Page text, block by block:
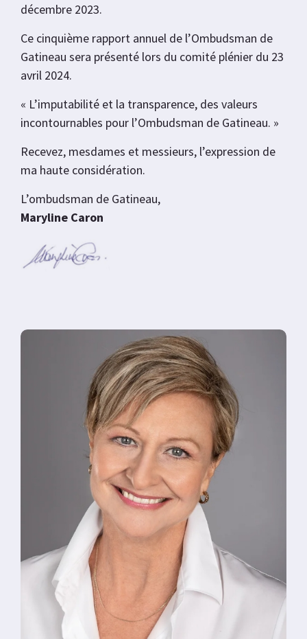
décembre 2023.
Ce cinquième rapport annuel de l’Ombudsman de
Gatineau sera présenté lors du comité plénier du 23
avril 2024.
« L’imputabilité et la transparence, des valeurs
incontournables pour l’Ombudsman de Gatineau. »
Recevez, mesdames et messieurs, l’expression de
ma haute considération.
L’ombudsman de Gatineau,
Maryline Caron